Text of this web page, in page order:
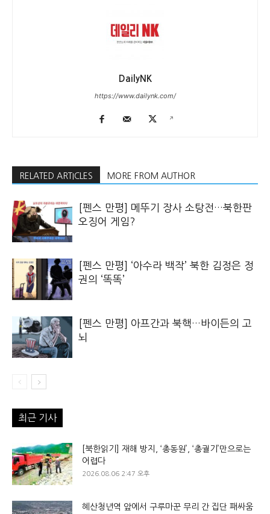
DailyNK
https://www.dailynk.com/
RELATED ARTICLES MORE FROM AUTHOR
[펜스 만평] 메뚜기 장사 소탕전…북한판
오징어 게임?
[펜스 만평] ‘아수라 백작’ 북한 김정은 정
권의 ‘똑똑’
[펜스 만평] 아프간과 북핵…바이든의 고
뇌
최근 기사
[북한읽기] 재해 방지, ‘총동원’, ‘총궐기’만으로는
어렵다
2026.08.06 2:47 오후
혜산청년역 앞에서 구루마꾼 무리 간 집단 패싸움